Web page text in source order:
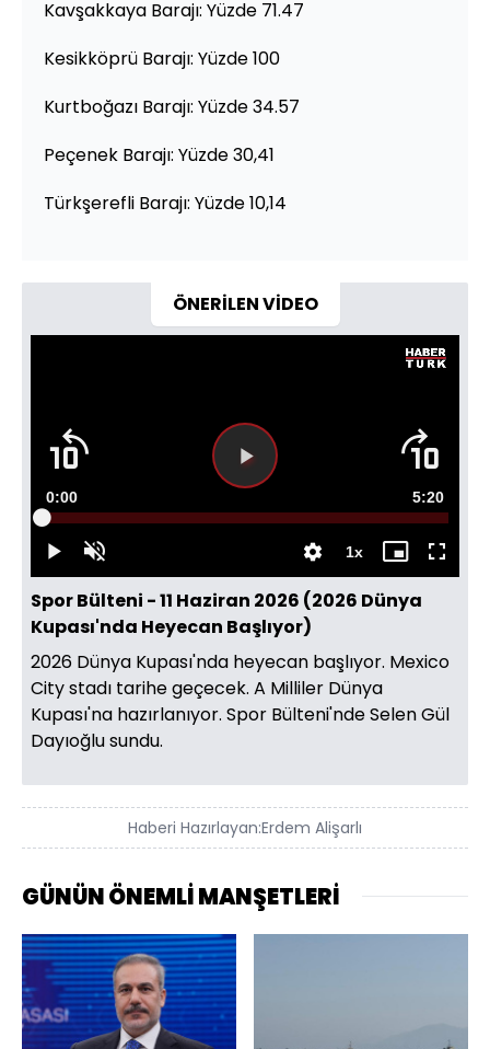
Kavşakkaya Barajı: Yüzde 71.47
Kesikköprü Barajı: Yüzde 100
Kurtboğazı Barajı: Yüzde 34.57
Peçenek Barajı: Yüzde 30,41
Türkşerefli Barajı: Yüzde 10,14
ÖNERİLEN VİDEO
DuraklatSesi
Aç
Süre
0:00 Toplam
Süre
5:20
Yüklendi:
1xOynatma
Hızı
Mini
oynatıcı
Tam
Ekran
Spor Bülteni - 11 Haziran 2026 (2026 Dünya
Kupası'nda Heyecan Başlıyor)
2026 Dünya Kupası'nda heyecan başlıyor. Mexico
City stadı tarihe geçecek. A Milliler Dünya
Kupası'na hazırlanıyor. Spor Bülteni'nde Selen Gül
Dayıoğlu sundu.
Haberi Hazırlayan:Erdem Alişarlı
GÜNÜN ÖNEMLİ MANŞETLERİ